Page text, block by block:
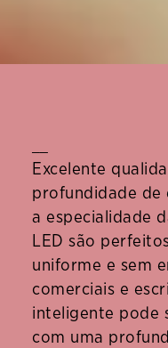
Excelente
profundidade de
a especialidade
LED são
uniforme e sem
comerciais e
inteligente pode
com uma